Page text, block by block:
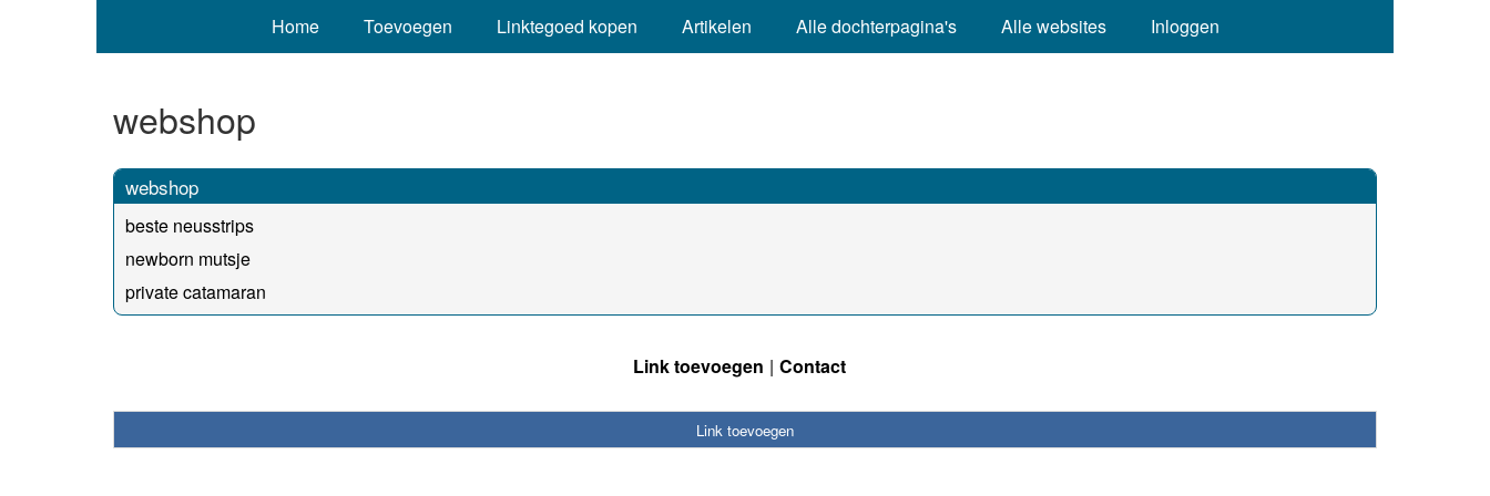
Home Toevoegen Linktegoed kopen Artikelen Alle dochterpagina's Alle websites Inloggen
webshop
webshop
beste neusstrips
newborn mutsje
private catamaran
Link toevoegen Contact
Link toevoegen